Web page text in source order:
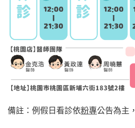
備註：例假日看診依粉專公告為主，